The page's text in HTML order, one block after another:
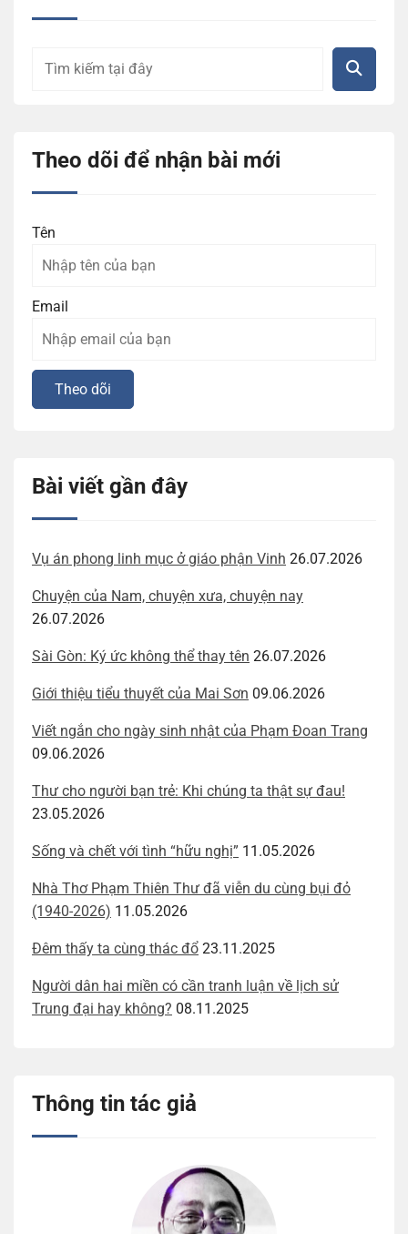
Theo dõi để nhận bài mới
Tên
Email
Bài viết gần đây
Vụ án phong linh mục ở giáo phận Vinh 26.07.2026
Chuyện của Nam, chuyện xưa, chuyện nay
26.07.2026
Sài Gòn: Ký ức không thể thay tên 26.07.2026
Giới thiệu tiểu thuyết của Mai Sơn 09.06.2026
Viết ngắn cho ngày sinh nhật của Phạm Đoan Trang
09.06.2026
Thư cho người bạn trẻ: Khi chúng ta thật sự đau!
23.05.2026
Sống và chết với tình “hữu nghị” 11.05.2026
Nhà Thơ Phạm Thiên Thư đã viễn du cùng bụi đỏ
(1940-2026) 11.05.2026
Đêm thấy ta cùng thác đổ 23.11.2025
Người dân hai miền có cần tranh luận về lịch sử
Trung đại hay không? 08.11.2025
Thông tin tác giả